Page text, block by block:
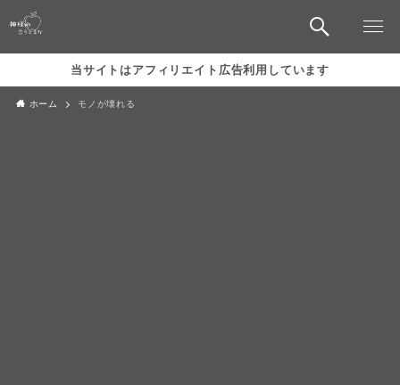
当サイトはアフィリエイト広告利用しています
ホーム モノが壊れる